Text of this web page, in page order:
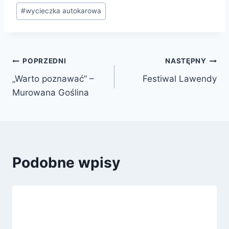
#wycieczka autokarowa
POPRZEDNI
„Warto poznawać” –
Murowana Goślina
NASTĘPNY
Festiwal Lawendy
Podobne wpisy